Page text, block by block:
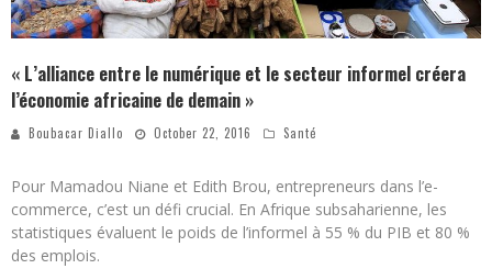
« L’alliance entre le numérique et le secteur informel créera
l’économie africaine de demain »
Boubacar Diallo October 22, 2016 Santé
Pour Mamadou Niane et Edith Brou, entrepreneurs dans l’e-
commerce, c’est un défi crucial. En Afrique subsaharienne, les
statistiques évaluent le poids de l’informel à 55 % du PIB et 80 %
des emplois.